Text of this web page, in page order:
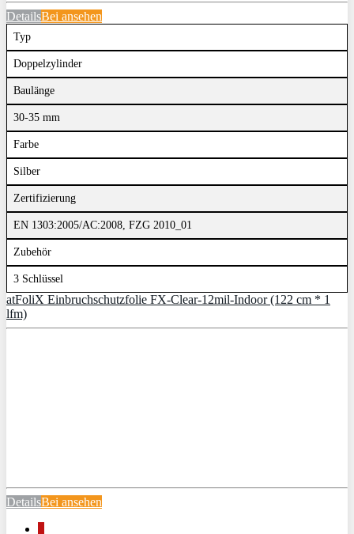
DetailsBei ansehen
Typ
Doppelzylinder
Baulänge
30-35 mm
Farbe
Silber
Zertifizierung
EN 1303:2005/AC:2008, FZG 2010_01
Zubehör
3 Schlüssel
atFoliX Einbruchschutzfolie FX-Clear-12mil-Indoor (122 cm * 1
lfm)
DetailsBei ansehen